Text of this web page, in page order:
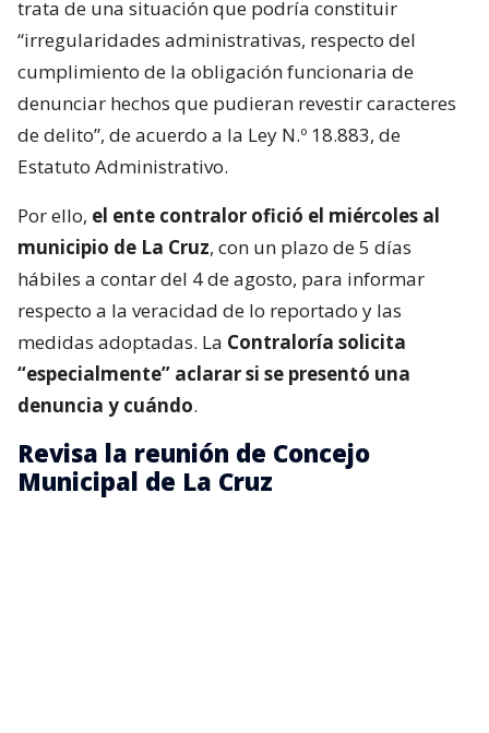
trata de una situación que podría constituir
“irregularidades administrativas, respecto del
cumplimiento de la obligación funcionaria de
denunciar hechos que pudieran revestir caracteres
de delito”, de acuerdo a la Ley N.º 18.883, de
Estatuto Administrativo.
Por ello, el ente contralor ofició el miércoles al
municipio de La Cruz, con un plazo de 5 días
hábiles a contar del 4 de agosto, para informar
respecto a la veracidad de lo reportado y las
medidas adoptadas. La Contraloría solicita
“especialmente” aclarar si se presentó una
denuncia y cuándo.
Revisa la reunión de Concejo
Municipal de La Cruz